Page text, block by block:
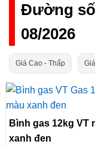
Đường số
08/2026
Giá Cao - Thấp
Bình gas 12kg VT
xanh đen